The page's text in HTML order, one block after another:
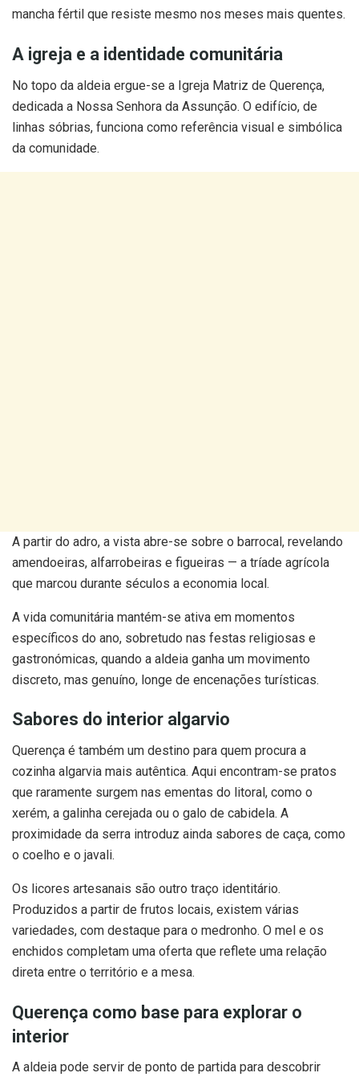
mancha fértil que resiste mesmo nos meses mais quentes.
A igreja e a identidade comunitária
No topo da aldeia ergue-se a Igreja Matriz de Querença,
dedicada a Nossa Senhora da Assunção. O edifício, de
linhas sóbrias, funciona como referência visual e simbólica
da comunidade.
A partir do adro, a vista abre-se sobre o barrocal, revelando
amendoeiras, alfarrobeiras e figueiras — a tríade agrícola
que marcou durante séculos a economia local.
A vida comunitária mantém-se ativa em momentos
específicos do ano, sobretudo nas festas religiosas e
gastronómicas, quando a aldeia ganha um movimento
discreto, mas genuíno, longe de encenações turísticas.
Sabores do interior algarvio
Querença é também um destino para quem procura a
cozinha algarvia mais autêntica. Aqui encontram-se pratos
que raramente surgem nas ementas do litoral, como o
xerém, a galinha cerejada ou o galo de cabidela. A
proximidade da serra introduz ainda sabores de caça, como
o coelho e o javali.
Os licores artesanais são outro traço identitário.
Produzidos a partir de frutos locais, existem várias
variedades, com destaque para o medronho. O mel e os
enchidos completam uma oferta que reflete uma relação
direta entre o território e a mesa.
Querença como base para explorar o
interior
A aldeia pode servir de ponto de partida para descobrir